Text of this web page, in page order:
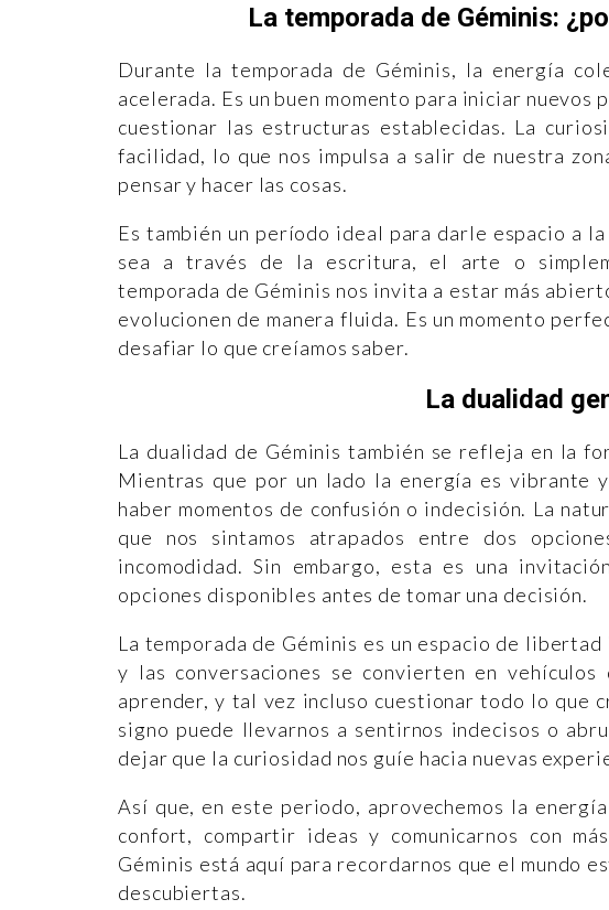
La temporada de Géminis:
Durante la temporada de Géminis, la energía
acelerada. Es un buen momento para iniciar
cuestionar las estructuras establecidas. La
facilidad, lo que nos impulsa a salir de nuestra
pensar y hacer las cosas.
Es también un período ideal para darle espacio a
sea a través de la escritura, el arte o
temporada de Géminis nos invita a estar más
evolucionen de manera fluida. Es un momento
desafiar lo que creíamos saber.
La dualidad
La dualidad de Géminis también se refleja en la
Mientras que por un lado la energía es vibrante
haber momentos de confusión o indecisión. La
que nos sintamos atrapados entre dos
incomodidad. Sin embargo, esta es una
opciones disponibles antes de tomar una decisión.
La temporada de Géminis es un espacio de
y las conversaciones se convierten en
aprender, y tal vez incluso cuestionar todo lo que
signo puede llevarnos a sentirnos indecisos o
dejar que la curiosidad nos guíe hacia nuevas
Así que, en este periodo, aprovechemos la
confort, compartir ideas y comunicarnos con
Géminis está aquí para recordarnos que el mundo
descubiertas.